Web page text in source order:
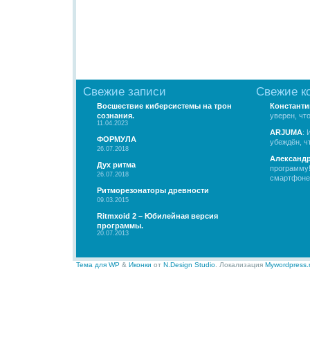
Свежие записи
Восшествие киберсистемы на трон
сознания.
11.04.2023
ФОРМУЛА
26.07.2018
Дух ритма
26.07.2018
Ритморезонаторы древности
09.03.2015
Ritmxoid 2 – Юбилейная версия
программы.
20.07.2013
Свежие
уверен,
ARJUMA:
убеждён,
Тема для WP & Иконки от N.Design Studio . Локализация